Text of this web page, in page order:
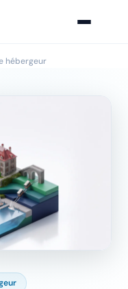
hébergeur